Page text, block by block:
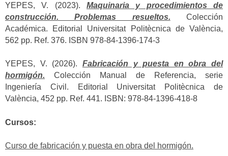
YEPES, V. (2023). Maquinaria y procedimientos de
construcción. Problemas resueltos. Colección
Académica. Editorial Universitat Politècnica de València,
562 pp. Ref. 376. ISBN 978-84-1396-174-3
YEPES, V. (2026). Fabricación y puesta en obra del
hormigón. Colección Manual de Referencia, serie
Ingeniería Civil. Editorial Universitat Politècnica de
València, 452 pp. Ref. 441. ISBN: 978-84-1396-418-8
Cursos:
Curso de fabricación y puesta en obra del hormigón.